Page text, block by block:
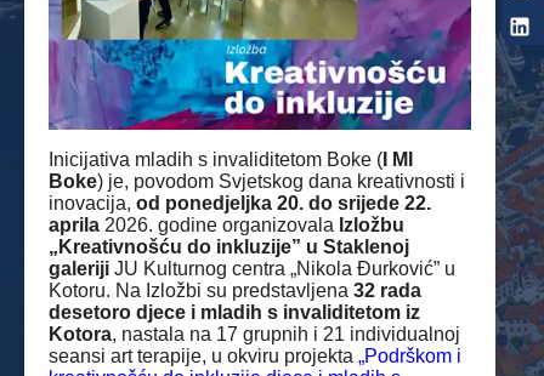
Inicijativa mladih s invaliditetom Boke ( I MI
Boke) je, povodom Svjetskog dana kreativnosti i
inovacija, od ponedjeljka 20. do srijede 22.
aprila 2026. godine organizovala Izložbu
„Kreativnošću do inkluzije” u Staklenoj
galeriji JU Kulturnog centra „Nikola Đurković” u
Kotoru. Na Izložbi su predstavljena 32 rada
desetoro djece i mladih s invaliditetom iz
Kotora, nastala na 17 grupnih i 21 individualnoj
seansi art terapije, u okviru projekta „Podrškom i